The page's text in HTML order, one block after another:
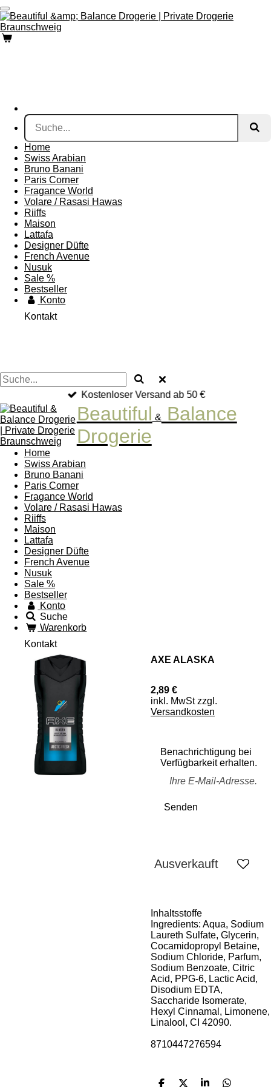
Zum
Hauptinhalt
springen
Home
Swiss Arabian
Bruno Banani
Paris Corner
Fragance World
Volare / Rasasi Hawas
Riiffs
Maison
Lattafa
Designer Düfte
French Avenue
Nusuk
Sale %
Bestseller
Konto
Kontakt
Kostenloser Versand ab 50 €
Beautiful &
Balance
Drogerie
Home
Swiss Arabian
Bruno Banani
Paris Corner
Fragance World
Volare / Rasasi Hawas
Riiffs
Maison
Lattafa
Designer Düfte
French Avenue
Nusuk
Sale %
Bestseller
Konto
Suche
Warenkorb
Kontakt
AXE ALASKA
2,89 €
inkl. MwSt zzgl.
Versandkosten
Benachrichtigung bei
Verfügbarkeit erhalten.
Senden
Ausverkauft
Inhaltsstoffe
Ingredients: Aqua, Sodium
Laureth Sulfate, Glycerin,
Cocamidopropyl Betaine,
Sodium Chloride, Parfum,
Sodium Benzoate, Citric
Acid, PPG-6, Lactic Acid,
Disodium EDTA,
Saccharide Isomerate,
Hexyl Cinnamal, Limonene,
Linalool, CI 42090.
8710447276594